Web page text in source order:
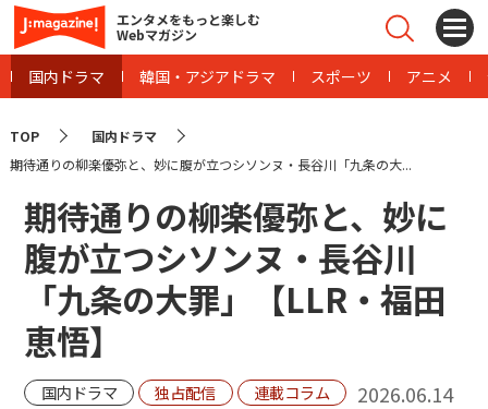
エンタメをもっと楽しむ
Webマガジン
国内ドラマ 韓国・アジアドラマ スポーツ アニメ
TOP
国内ドラマ
期待通りの柳楽優弥と、妙に腹が立つシソンヌ・長谷川「九条の大...
期待通りの柳楽優弥と、妙に
腹が立つシソンヌ・長谷川
「九条の大罪」【LLR・福田
恵悟】
国内ドラマ 独占配信 連載コラム 2026.06.14